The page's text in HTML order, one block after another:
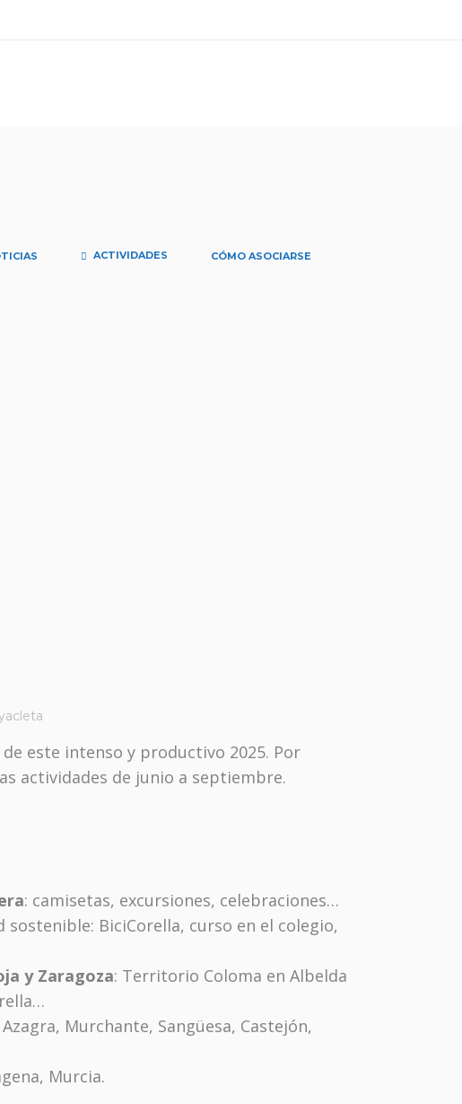
ACTIVIDADES CÓMO ASOCIARSE
este intenso y productivo 2025. Por
actividades de junio a septiembre.
: camisetas, excursiones, celebraciones…
sostenible: BiciCorella, curso en el colegio,
y Zaragoza: Territorio Coloma en Albelda
Murchante, Sangüesa, Castejón,
Murcia.